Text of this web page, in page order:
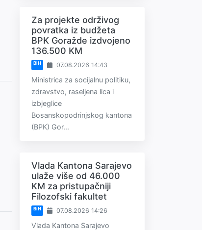
Za projekte održivog
povratka iz budžeta
BPK Goražde izdvojeno
136.500 KM
BiH 07.08.2026 14:43
Ministrica za socijalnu politiku,
zdravstvo, raseljena lica i
izbjeglice
Bosanskopodrinjskog kantona
(BPK) Gor...
Vlada Kantona Sarajevo
ulaže više od 46.000
KM za pristupačniji
Filozofski fakultet
BiH 07.08.2026 14:26
Vlada Kantona Sarajevo